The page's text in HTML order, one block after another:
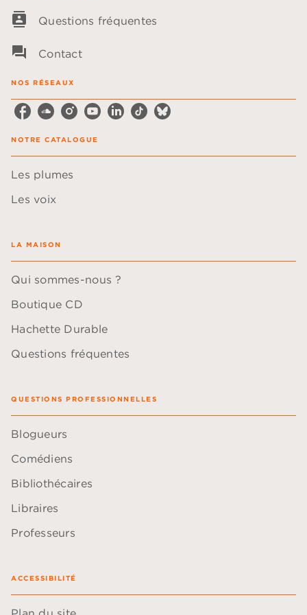
contacts Questions fréquentes
question_answer Contact
NOS RÉSEAUX
NOTRE CATALOGUE
Les plumes
Les voix
LA MAISON
Qui sommes-nous ?
Boutique CD
Hachette Durable
Questions fréquentes
QUESTIONS PROFESSIONNELLES
Blogueurs
Comédiens
Bibliothécaires
Libraires
Professeurs
ACCESSIBILITÉ